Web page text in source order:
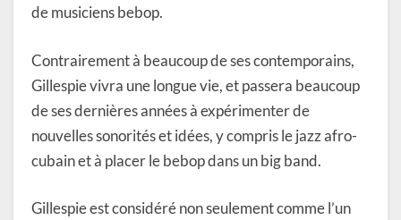
de musiciens bebop.
Contrairement à beaucoup de ses contemporains,
Gillespie vivra une longue vie, et passera beaucoup
de ses dernières années à expérimenter de
nouvelles sonorités et idées, y compris le jazz afro-
cubain et à placer le bebop dans un big band.
Gillespie est considéré non seulement comme l’un